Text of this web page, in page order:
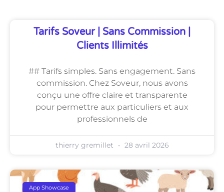
Tarifs Soveur | Sans Commission |
Clients Illimités
## Tarifs simples. Sans engagement. Sans
commission. Chez Soveur, nous avons
conçu une offre claire et transparente
pour permettre aux particuliers et aux
professionnels de
thierry gremillet 28 avril 2026
App Showcase